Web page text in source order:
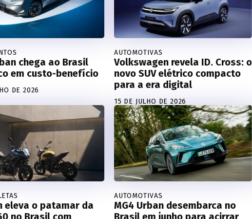
chega ao Brasil
em custo-benefício
DE 2026
AUTOMOTIVAS
Volkswagen revela ID. Cross: o
novo SUV elétrico compacto
para a era digital
15 DE JULHO DE 2026
eleva o patamar da
no Brasil com
AUTOMOTIVAS
MG4 Urban desembarca no
Brasil em junho para acirrar